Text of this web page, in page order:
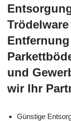
und
wir Ihr
Günstige